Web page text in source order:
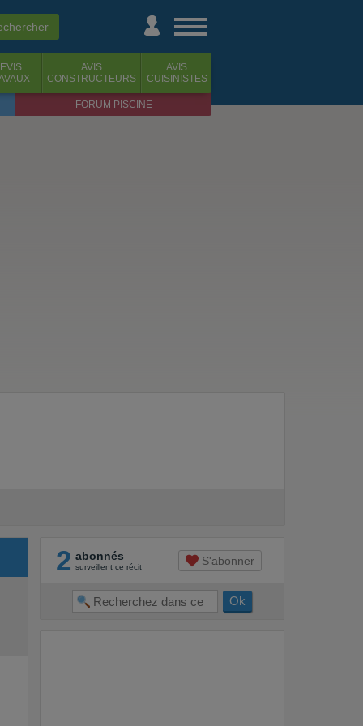
AVIS
CONSTRUCTEURS
AVIS
CUISINISTES
FORUM PISCINE
2 abonnés
surveillent ce récit S'abonner